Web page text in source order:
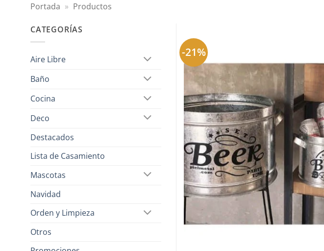
Portada » Productos
-21%
CATEGORÍAS
Aire Libre
Baño
Cocina
Deco
Destacados
Lista de Casamiento
Mascotas
Navidad
Orden y Limpieza
Otros